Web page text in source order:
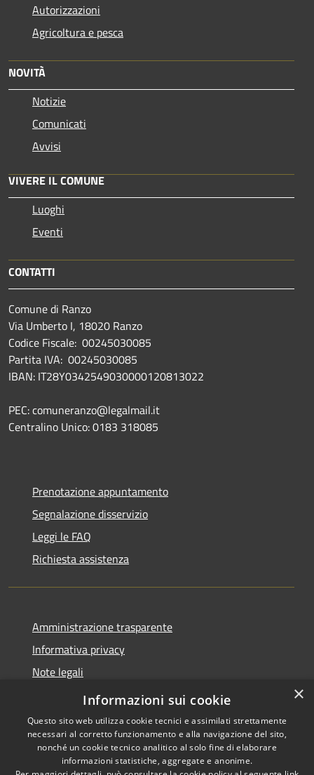
Autorizzazioni
Agricoltura e pesca
NOVITÀ
Notizie
Comunicati
Avvisi
VIVERE IL COMUNE
Luoghi
Eventi
CONTATTI
Comune di Ranzo
Via Umberto I, 18020 Ranzo
Codice Fiscale: 00245030085
Partita IVA: 00245030085
IBAN: IT28Y0342549030000120813022
PEC: comuneranzo@legalmail.it
Centralino Unico: 0183 318085
Prenotazione appuntamento
Segnalazione disservizio
Leggi le FAQ
Richiesta assistenza
Amministrazione trasparente
Informativa privacy
Note legali
Dichiarazione di accessibilità
Copyright © 2026 • Comune di
×
Informazioni sui cookie
Questo sito web utilizza cookie tecnici e assimilati strettamente
necessari al corretto funzionamento e alla navigazione del sito,
nonché un cookie tecnico analitico al solo fine di elaborare
informazioni statistiche, aggregate e anonime.